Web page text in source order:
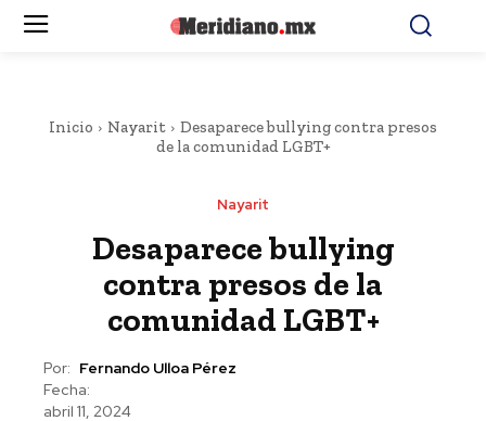
Inicio Nayarit
Desaparece bullying contra presos
de la comunidad LGBT+
Nayarit
Desaparece bullying
contra presos de la
comunidad LGBT+
Por: Fernando Ulloa Pérez
Fecha:
abril 11, 2024